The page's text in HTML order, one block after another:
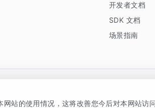
开发者文档
SDK 文档
场景指南
站的使用情况，这将改善您今后对本网站